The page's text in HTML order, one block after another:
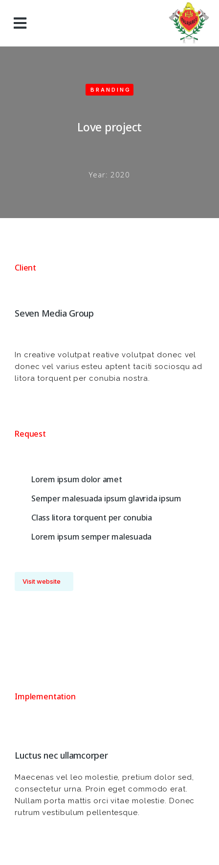
BRANDING
Love project
Year: 2020
Client
Seven Media Group
In creative volutpat reative volutpat donec vel
donec vel varius esteu aptent taciti sociosqu ad
litora torquent per conubia nostra.
Request
Lorem ipsum dolor amet
Semper malesuada ipsum glavrida ipsum
Class litora torquent per conubia
Lorem ipsum semper malesuada
Visit website
Implementation
Luctus nec ullamcorper
Maecenas vel leo molestie, pretium dolor sed,
consectetur urna. Proin eget commodo erat.
Nullam porta mattis orci vitae molestie. Donec
rutrum vestibulum pellentesque.